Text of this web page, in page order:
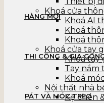
Khoá cửa
Khoá AI
Khoá
Khoá
Khoá cửa tay
Khoá tay
Tay nắm
Khoá
Nội thất nhà
Kệ chén
HÀNG MỚI
THI CÔNG & GIA
PÁT VÀ MÓC TREO